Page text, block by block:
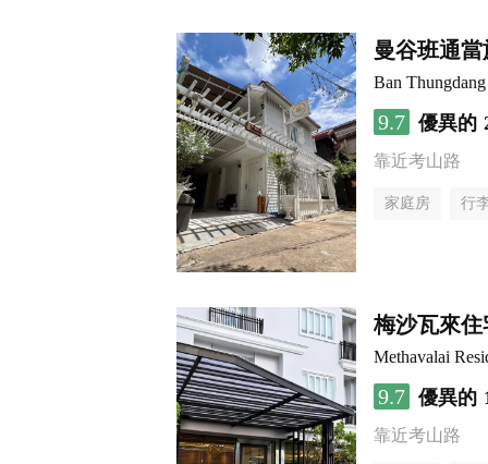
曼谷班通當
Ban
9.7 優異的
靠近考山路
家庭房 行
梅沙瓦來住
Methavalai
9.7 優異的
靠近考山路